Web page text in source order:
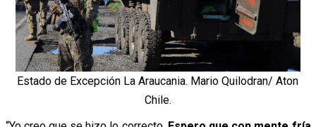
Estado de Excepción La Araucania. Mario Quilodran/ Aton
Chile.